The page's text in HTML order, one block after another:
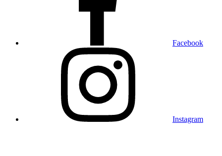
Facebook
Instagram